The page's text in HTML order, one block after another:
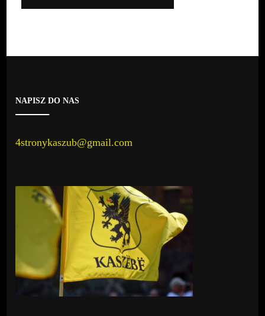
NAPISZ DO NAS
4stronykaszub@gmail.com